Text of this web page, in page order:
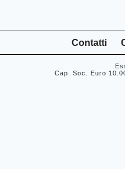
Contatti
Cap. Soc. Euro